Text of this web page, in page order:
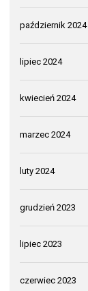
październik 2024
lipiec 2024
kwiecień 2024
marzec 2024
luty 2024
grudzień 2023
lipiec 2023
czerwiec 2023